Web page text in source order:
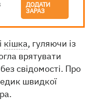
ДОДАТИ
ЗАРАЗ
кішка, гуляючи із
врятувати
свідомості. Про
швидкої